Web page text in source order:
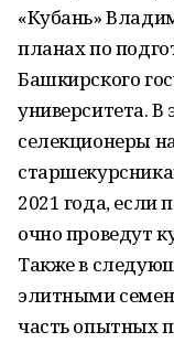
«Кубань»
планах по
Башкирского
университета. В
селекционеры
2021 года, если
очно проведут
Также в
элитными
часть опытных